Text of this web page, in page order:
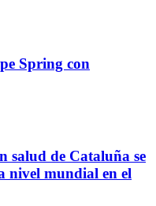
Spring con
salud de Cataluña se
nivel mundial en el